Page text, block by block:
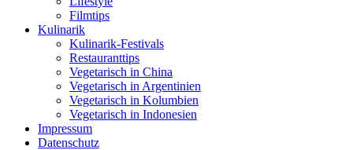
Filmtips
Kulinarik
Kulinarik-Festivals
Restauranttips
Vegetarisch in China
Vegetarisch in Argentinien
Vegetarisch in Kolumbien
Vegetarisch in Indonesien
Impressum
Datenschutz